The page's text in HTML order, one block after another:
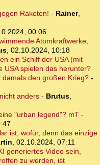
Raketen! - Rainer,
00:06
Atomkraftwerke,
, 02.10.2024, 10:18
ein Schiff der USA (mit
USA spielen das herunter?
den großen Krieg? -
anders- Brutus,
"urban legend"? mT-
ist, wofür, denn das einzige
, 02.10.2024, 07:11
generiertes Video sein,
zu werden, ist